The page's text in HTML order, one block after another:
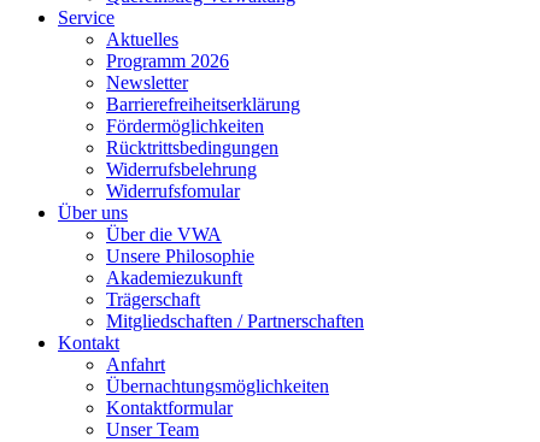
Service
Aktuelles
Programm 2026
Newsletter
Barrierefreiheitserklärung
Fördermöglichkeiten
Rücktrittsbedingungen
Widerrufsbelehrung
Widerrufsfomular
Über uns
Über die VWA
Unsere Philosophie
Akademiezukunft
Trägerschaft
Mitgliedschaften / Partnerschaften
Kontakt
Anfahrt
Übernachtungsmöglichkeiten
Kontaktformular
Unser Team